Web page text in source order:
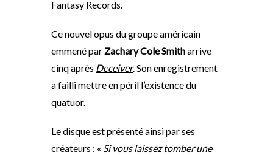
Fantasy Records.
Ce nouvel opus du groupe américain
emmené parZachary Cole Smitharrive
cinq après Deceiver. Son enregistrement
a failli mettre en péril l’existence du
quatuor.
Le disque est présenté ainsi par ses
créateurs : « Si vous laissez tomber une